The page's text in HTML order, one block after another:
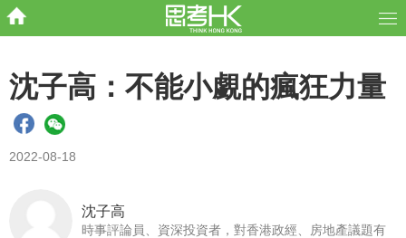
沈子高：不能小覷的瘋狂力量
2022-08-18
沈子高
時事評論員、資深投資者，對香港政經、房地產議題有